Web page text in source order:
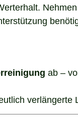
ab –
verlängerte